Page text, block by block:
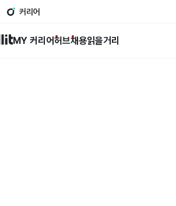
커리어
MY 커리어허브채용읽을거리